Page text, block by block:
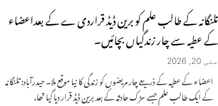
تلنگانہ کے طالب علم کو برین ڈیڈ قراردی ے کے بعداعضاء
کے عطیہ سے چار زندگیاں بچائیں۔
مئی 20, 2026
اعضاء کے عطیہ کے ذریعے چار مریضوں کو زندگی کا نیا موقع ملا۔ حیدرآباد: تلنگانہ
کے ایک طالب علم جسے سڑک حادثہ کے بعد برین ڈیڈ قرار دیا گیا تھا،